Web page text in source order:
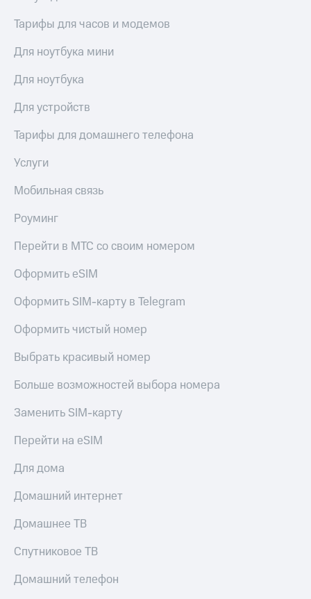
Тарифы для часов и модемов
Для ноутбука мини
Для ноутбука
Для устройств
Тарифы для домашнего телефона
Услуги
Мобильная связь
Роуминг
Перейти в МТС со своим номером
Оформить eSIM
Оформить SIM-карту в Telegram
Оформить чистый номер
Выбрать красивый номер
Больше возможностей выбора номера
Заменить SIM-карту
Перейти на eSIM
Для дома
Домашний интернет
Домашнее ТВ
Спутниковое ТВ
Домашний телефон